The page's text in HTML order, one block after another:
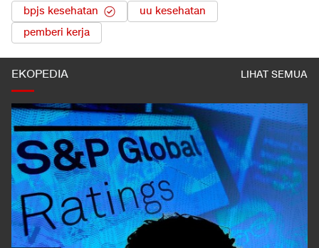
bpjs kesehatan
uu kesehatan
pemberi kerja
EKOPEDIA LIHAT SEMUA